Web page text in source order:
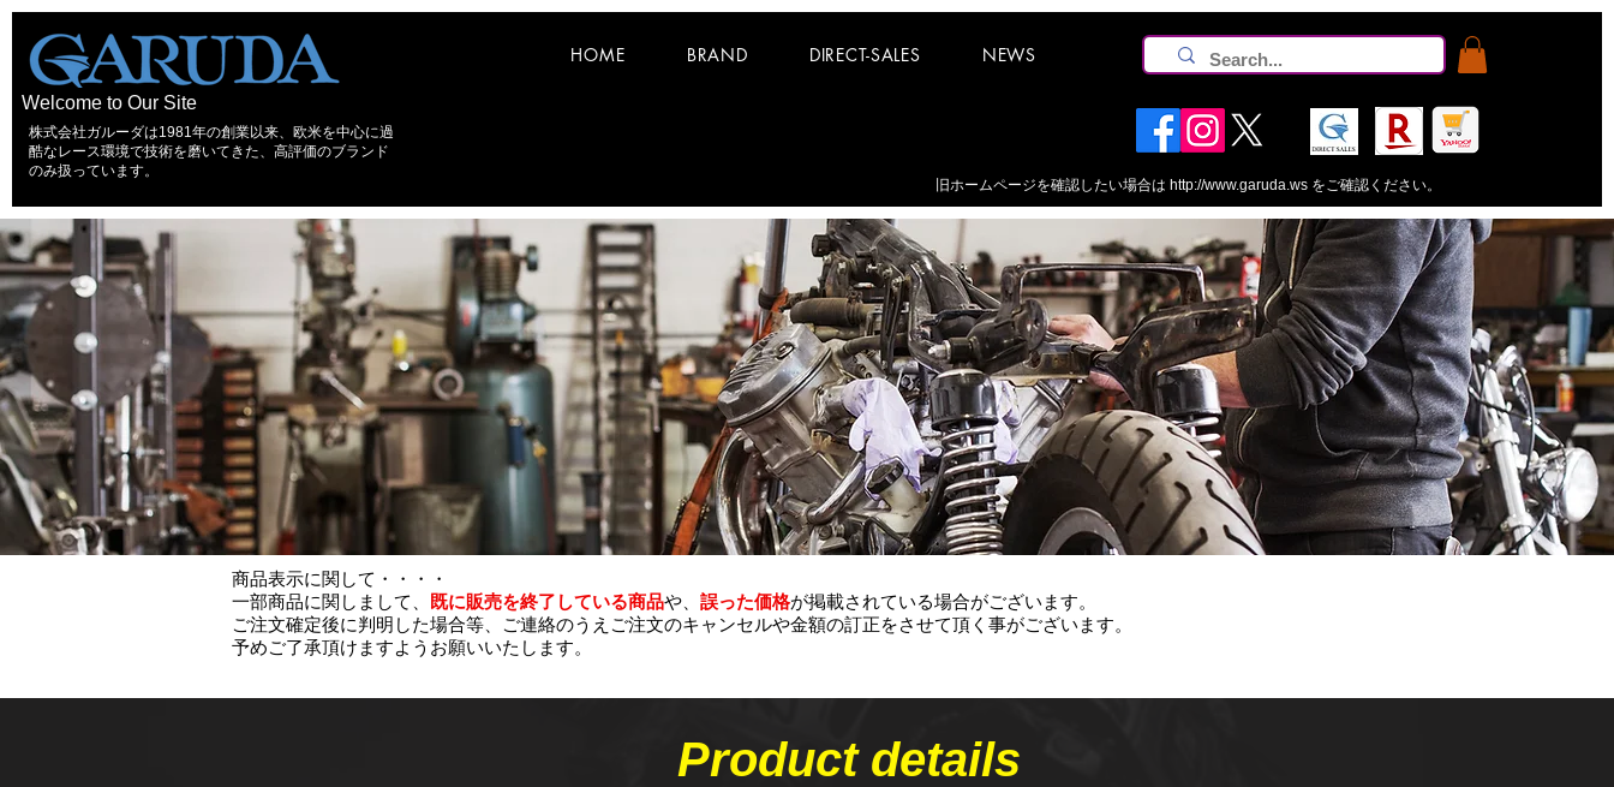
Welcome to Our Site
株式会社ガルーダは1981年の創業以来、欧米を中心に過
酷なレース環境で技術を磨いてきた、高評価のブランド
のみ扱っています。
HOME BRAND DIRECT-SALES NEWS
​旧ホームページを確認したい場合は http://www.garuda.wsをご確認ください。
商品表示に関して・・・・
一部商品に関しまして、
既に販売を終了している商品や、 誤った価格が掲載されている場合がございます。
ご注文確定後に判明した場合等、ご連絡のうえご注文のキャンセルや金額の​訂正をさせて頂く事がございます。
予めご了承頂けますようお願いいたします。
Product details